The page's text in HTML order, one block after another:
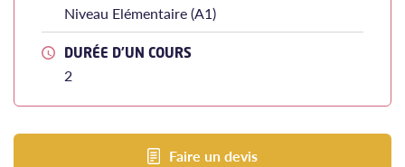
Niveau Elémentaire (A1)
DURÉE D'UN COURS
2
Faire un devis